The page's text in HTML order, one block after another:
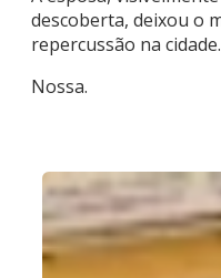
descoberta, deixou o
repercussão na cidade.
Nossa.